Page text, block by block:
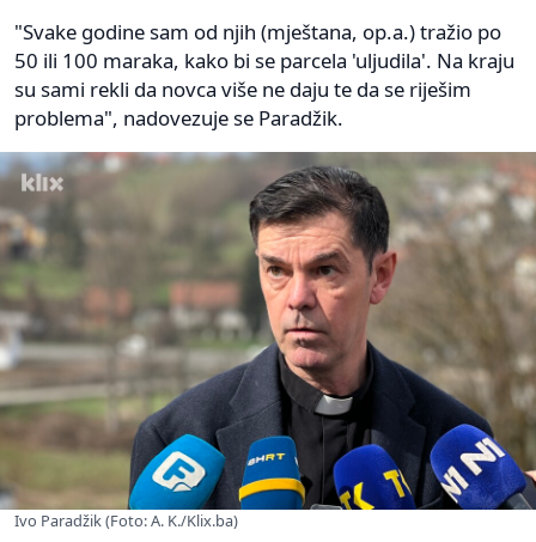
"Svake godine sam od njih (mještana, op.a.) tražio po
50 ili 100 maraka, kako bi se parcela 'uljudila'. Na kraju
su sami rekli da novca više ne daju te da se riješim
problema", nadovezuje se Paradžik.
Ivo Paradžik (Foto: A. K./Klix.ba)